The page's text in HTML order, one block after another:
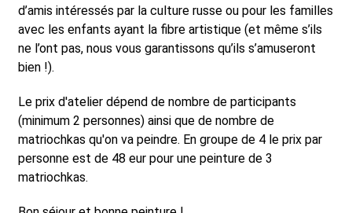
d’amis intéressés par la culture russe ou pour les familles
avec les enfants ayant la fibre artistique (et même s’ils
ne l’ont pas, nous vous garantissons qu’ils s’amuseront
bien !).
Le prix d'atelier dépend de nombre de participants
(minimum 2 personnes) ainsi que de nombre de
matriochkas qu'on va peindre. En groupe de 4 le prix par
personne est de 48 eur pour une peinture de 3
matriochkas.